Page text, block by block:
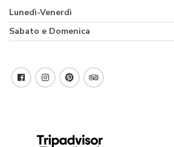
Lunedì-Venerdì
Sabato e Domenica